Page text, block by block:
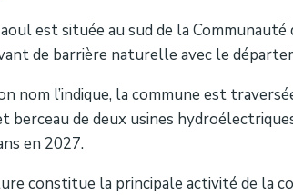
est située au sud de la
de barrière naturelle avec le
nom l’indique, la commune est
berceau de deux usines
en 2027.
constitue la principale activité de la